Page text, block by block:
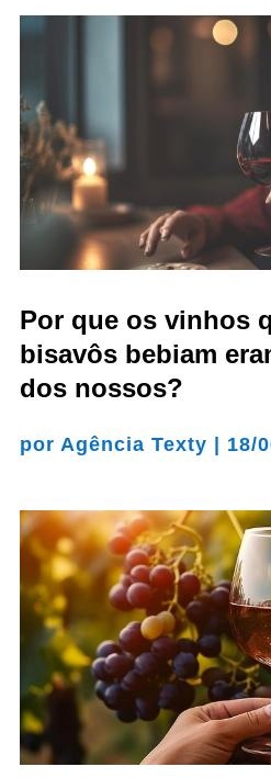
Por que os vinhos
bisavôs bebiam
dos nossos?
por Agência Texty | 18/